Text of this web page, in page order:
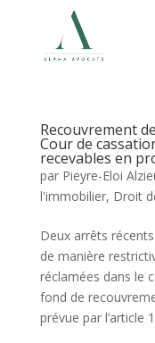
Recouvrement
Cour de
recevables en
par Pieyre-Eloi
l'immobilier, Droit
Deux arrêts
de manière
réclamées dans le
fond de
prévue par l’article